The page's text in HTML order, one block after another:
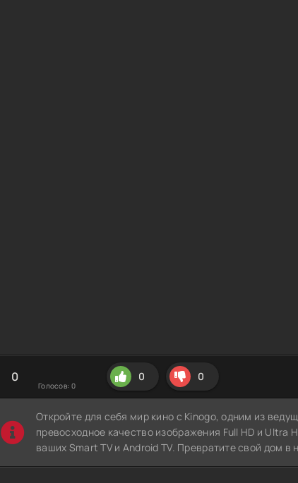
0
Голосов: 0
0 0
Откройте для себя мир кино с Kinogo, одним из
превосходное качество изображения Full HD и Ultra
ваших Smart TV и Android TV. Превратите свой дом в